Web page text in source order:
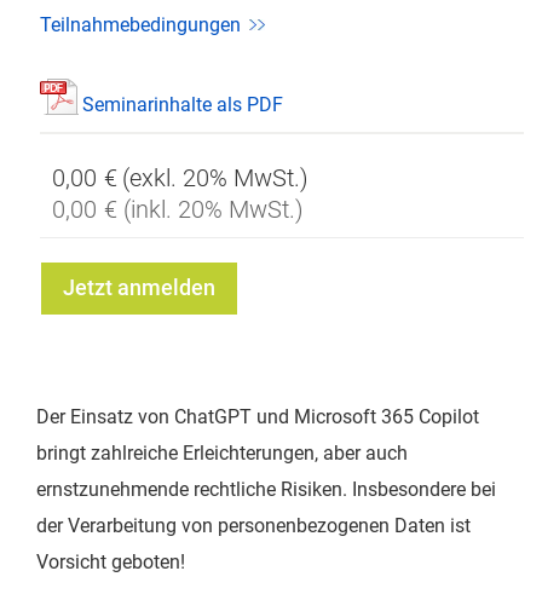
Teilnahmebedingungen
Seminarinhalte als PDF
0,00 €
0,00 €
Jetzt anmelden
Der Einsatz von ChatGPT und Microsoft 365 Copilot
bringt zahlreiche Erleichterungen, aber auch
ernstzunehmende rechtliche Risiken. Insbesondere bei
der Verarbeitung von personenbezogenen Daten ist
Vorsicht geboten!